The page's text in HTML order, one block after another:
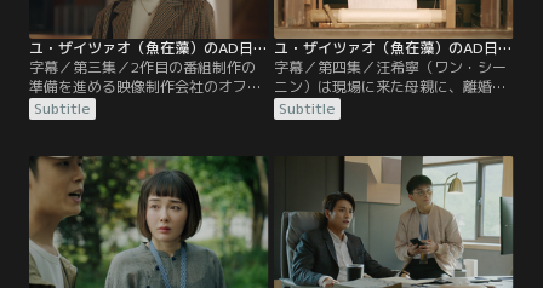
ユ・ザイツァオ（魚在藻）のAD日記 第03話／字幕
字幕／第三集／2作目の番組制作の
準備を進める映像制作会社のオフィ
スに、前触れもなく袁迦螢（ユエ
ン・ジアイン）ディレクターが現れ
は、顧時雍（グー・シーヨン）によ
って呼び寄せられた、魚在藻（ユ・
ザイツァオ）のライバルとなる存在
だった。魚在藻（ユ・ザイツァオ）
を辞めさせたい顧時雍（グー・シー
ヨン）は…。
Subtitle
ユ・ザイツァオ（魚在藻）のAD日記 第04話／字幕
字幕／第四集／汪希寧（ワン・シー
ニン）は現場に来た母親に、離婚を
考え直すように言われる。それを目
撃してしまった魚在藻（ユ・ザイツ
ン）に手を組むことを提案する。つ
づれ織り工房では、林商英（リン・
シャンイン）がつづれ織りと林（リ
ン）家の関係について話していた。
Subtitle